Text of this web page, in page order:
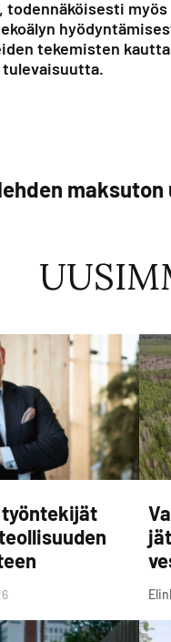
todennäköisesti
tekemisten